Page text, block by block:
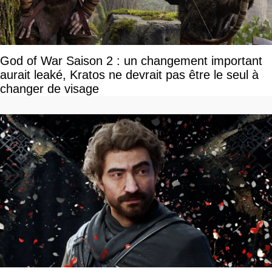
God of War Saison 2 : un changement important
aurait leaké, Kratos ne devrait pas être le seul à
changer de visage